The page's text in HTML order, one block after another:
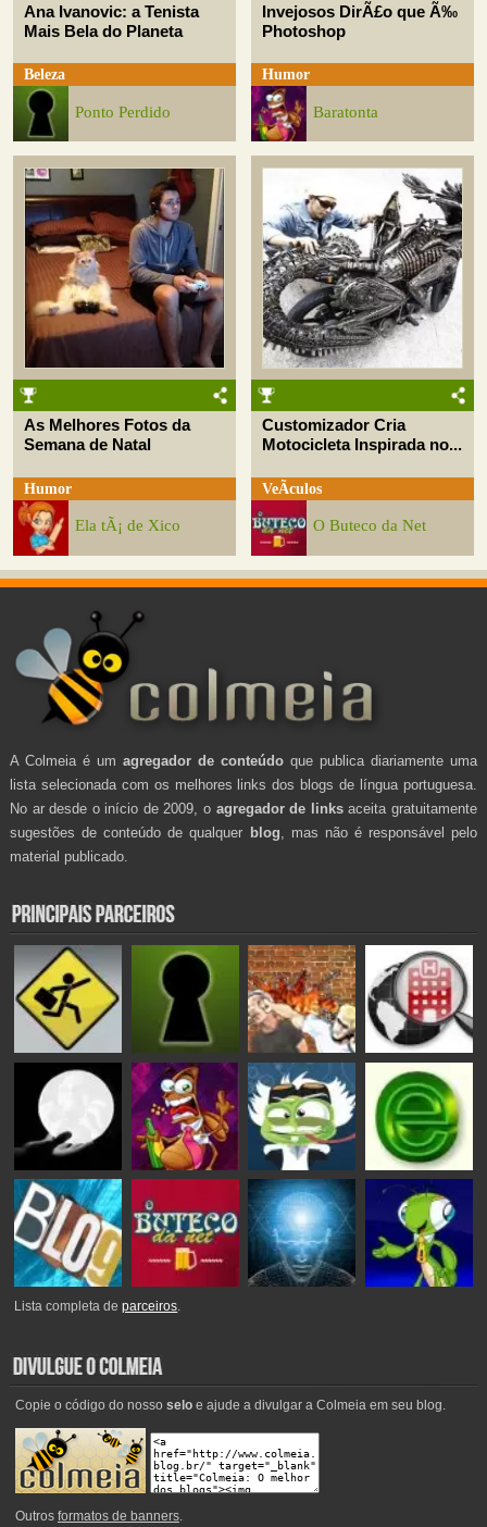
Ana Ivanovic: a Tenista
Mais Bela do Planeta
Beleza
Ponto Perdido
Invejosos DirÃ£o que Ã‰
Photoshop
Humor
Baratonta
As Melhores Fotos da
Semana de Natal
Humor
Ela tÃ¡ de Xico
Customizador Cria
Motocicleta Inspirada no...
VeÃ­culos
O Buteco da Net
A Colmeia é um agregador de conteúdo que publica diariamente uma
lista selecionada com os melhores links dos blogs de língua portuguesa.
No ar desde o início de 2009, o agregador de linksaceita gratuitamente
sugestões de conteúdo de qualquer blog , mas não é responsável pelo
material publicado.
Lista completa deparceiros.
Copie o código do nosso seloe ajude a divulgar a Colmeia em seu blog.
Outros formatos de banners.